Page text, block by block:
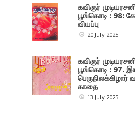
கவிஞர்
பூங்கொடி : 98:
வியப்பு
20 July 2025
கவிஞர்
பூங்கொடி : 97.
பெருநிலக்கிழார்
காதை
13 July 2025